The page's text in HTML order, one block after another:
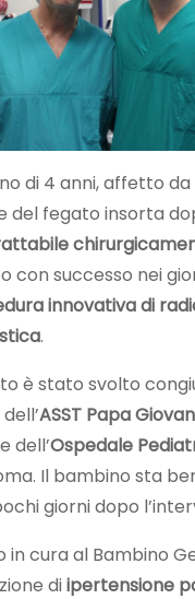
di 4 anni, affetto
del fegato insorta
con successo nei
innovativa di
.
è stato svolto
ASST Papa
dell’Ospedale
Il bambino sta
giorni dopo
in cura al Bambino
diipertensione